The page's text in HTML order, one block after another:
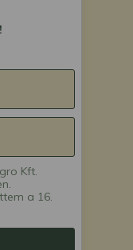
Kft.
a 16.